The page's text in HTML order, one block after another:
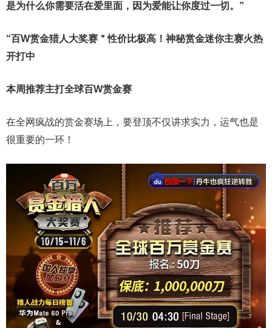
是为什么你需要活在爱里面，因为爱能让你度过一切。”
“百W赏金猎人大奖赛＂性价比极高！ 神秘赏金迷你主赛火热
开打中
本周推荐主打全球百W赏金赛
在全网疯战的赏金赛场上，要登顶不仅讲求实力，运气也是
很重要的一环！